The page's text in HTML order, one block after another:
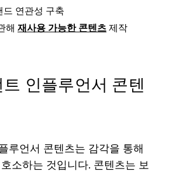
드 연관성 구축
해 재사용 가능한 콘텐츠 제작
인플루언서 콘텐
루언서 콘텐츠는 감각을 통해
소하는 것입니다. 콘텐츠는 보